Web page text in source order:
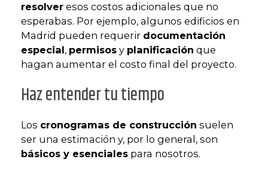
resolver esos costos adicionales que no
esperabas. Por ejemplo, algunos edificios en
Madrid pueden requerir documentación
especial, permisos y planificación que
hagan aumentar el costo final del proyecto.
Haz entender tu tiempo
Los cronogramas de construcción suelen
ser una estimación y, por lo general, son
básicos y esenciales para nosotros.